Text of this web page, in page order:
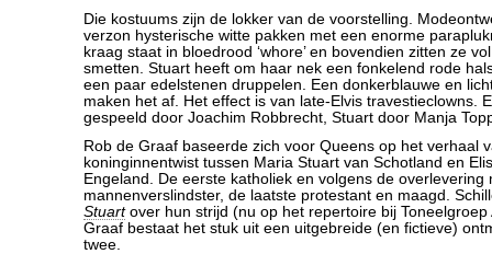
Die kostuums zijn de lokker van de voorstelling.
verzon hysterische witte pakken met een enorme
kraag staat in bloedrood ‘whore’ en bovendien zitten ze
smetten. Stuart heeft om haar nek een fonkelend rode
een paar edelstenen druppelen. Een donkerblauwe en
maken het af. Het effect is van late-Elvis travestieclowns.
gespeeld door Joachim Robbrecht, Stuart door Manja
Rob de Graaf baseerde zich voor Queens op het verhaal
koninginnentwist tussen Maria Stuart van Schotland en
Engeland. De eerste katholiek en volgens de overlevering
mannenverslindster, de laatste protestant en maagd.
Stuartover hun strijd (nu op het repertoire bij Toneelgroep
Graaf bestaat het stuk uit een uitgebreide (en fictieve)
twee.